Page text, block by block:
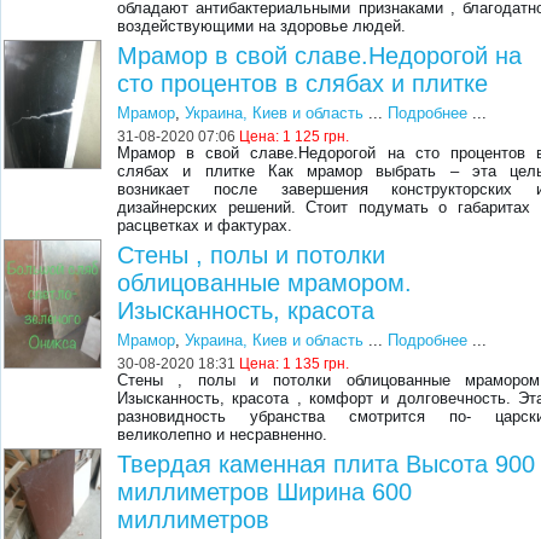
обладают антибактериальными признаками ,
воздействующими на здоровье людей.
Мрамор в свой славе.Недорогой на
сто процентов в слябах и плитке
Мрамор,Украина, Киев и область ... Подробнее ...
31-08-2020 07:06 Цена: 1 125 грн.
Мрамор в свой славе.Недорогой на сто процентов
слябах и плитке Как мрамор выбрать – эта
возникает после завершения конструкторских
дизайнерских решений. Стоит подумать о габаритах
расцветках и фактурах.
Стены , полы и потолки
облицованные мрамором.
Изысканность, красота
Мрамор,Украина, Киев и область ... Подробнее ...
30-08-2020 18:31 Цена: 1 135 грн.
Стены , полы и потолки облицованные
Изысканность, красота , комфорт и долговечность.
разновидность убранства смотрится по-
великолепно и несравненно.
Твердая каменная плита Высота 900
миллиметров Ширина 600
миллиметров